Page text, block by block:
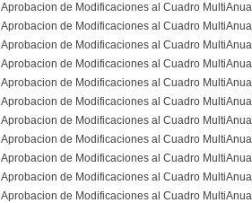
Aprobacion de Modificaciones al Cuadro
Aprobacion de Modificaciones al Cuadro
Aprobacion de Modificaciones al Cuadro
Aprobacion de Modificaciones al Cuadro
Aprobacion de Modificaciones al Cuadro
Aprobacion de Modificaciones al Cuadro
Aprobacion de Modificaciones al Cuadro
Aprobacion de Modificaciones al Cuadro
Aprobacion de Modificaciones al Cuadro
Aprobacion de Modificaciones al Cuadro
Aprobacion de Modificaciones al Cuadro